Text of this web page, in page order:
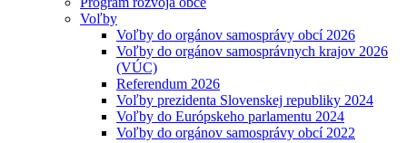
Voľby
Voľby do orgánov samosprávy obcí 2026
Voľby do orgánov samosprávnych krajov 2026
(VÚC)
Referendum 2026
Voľby prezidenta Slovenskej republiky 2024
Voľby do Európskeho parlamentu 2024
Voľby do orgánov samosprávy obcí 2022